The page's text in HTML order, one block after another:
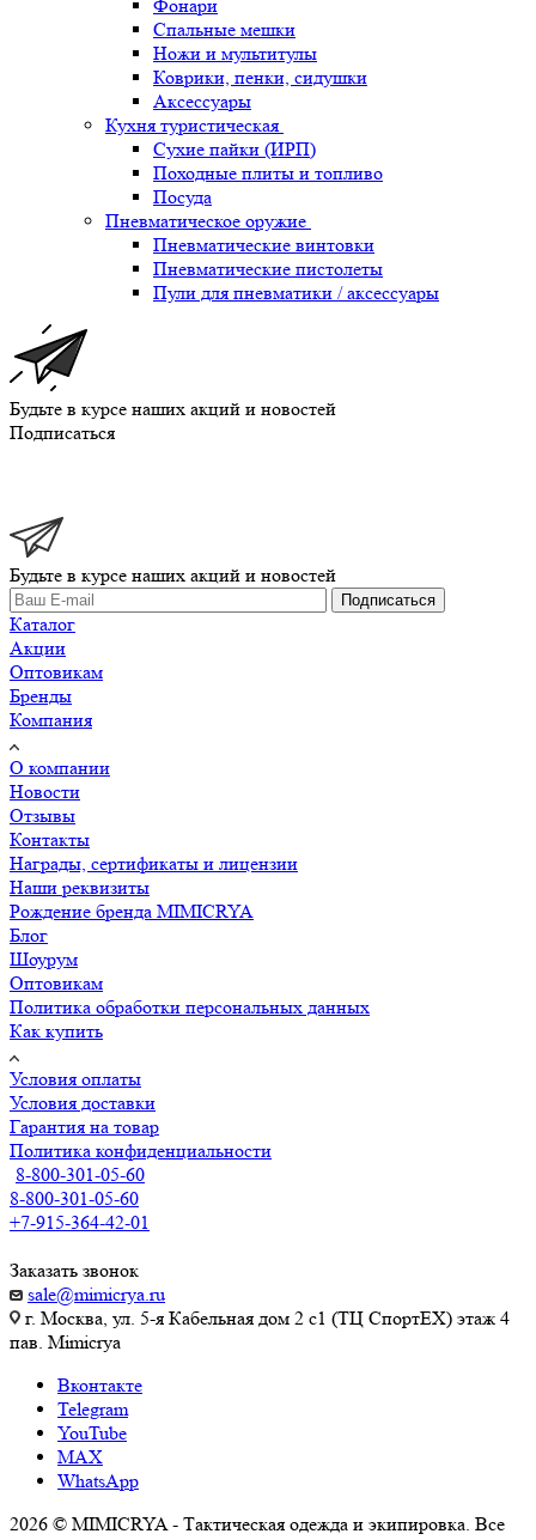
Фонари
Спальные мешки
Ножи и мультитулы
Коврики, пенки, сидушки
Аксессуары
Кухня туристическая
Сухие пайки (ИРП)
Походные плиты и топливо
Посуда
Пневматическое оружие
Пневматические винтовки
Пневматические пистолеты
Пули для пневматики / аксессуары
Будьте в курсе наших акций и новостей
Подписаться
Будьте в курсе наших акций и новостей
Подписаться
Каталог
Акции
Оптовикам
Бренды
Компания
О компании
Новости
Отзывы
Контакты
Награды, сертификаты и лицензии
Наши реквизиты
Рождение бренда MIMICRYA
Блог
Шоурум
Оптовикам
Политика обработки персональных данных
Как купить
Условия оплаты
Условия доставки
Гарантия на товар
Политика конфиденциальности
8-800-301-05-60
8-800-301-05-60
+7-915-364-42-01
Заказать звонок
sale@mimicrya.ru
г. Москва, ул. 5-я Кабельная дом 2 с1 (ТЦ СпортEX) этаж 4
пав. Mimicrya
Вконтакте
Telegram
YouTube
MAX
WhatsApp
2026 © MIMICRYA - Тактическая одежда и экипировка. Все